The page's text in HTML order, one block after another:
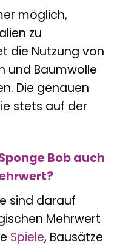
möglich,
zu
die Nutzung von
und Baumwolle
Die genauen
stets auf der
Bob auch
sind darauf
Mehrwert
Spiele, Bausätze